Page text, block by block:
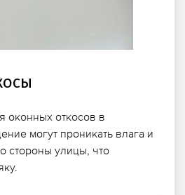
оконных откосов в
могут проникать влага и
стороны улицы, что